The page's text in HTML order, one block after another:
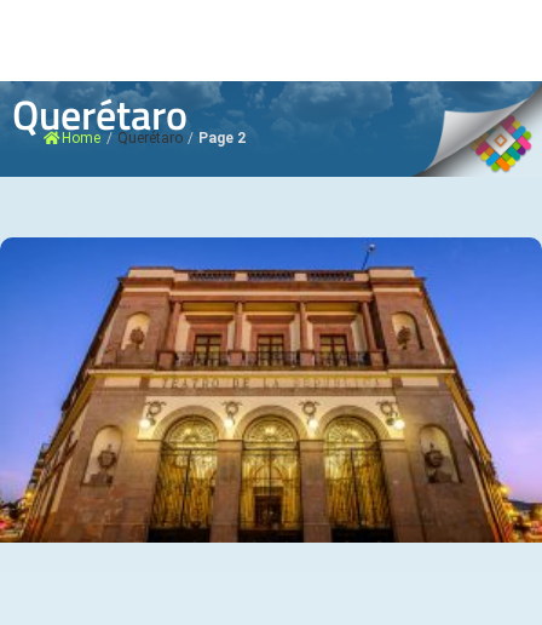
Querétaro
Home / Querétaro / Page 2